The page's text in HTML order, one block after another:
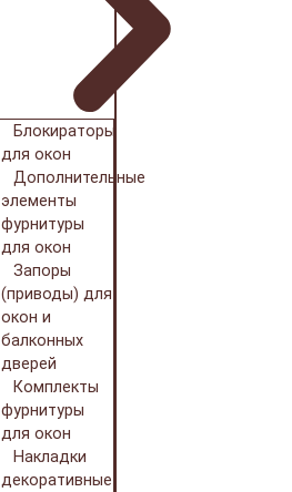
Блокираторы
для окон
Дополнительные
элементы
фурнитуры
для окон
Запоры
(приводы) для
окон и
балконных
дверей
Комплекты
фурнитуры
для окон
Накладки
декоративные